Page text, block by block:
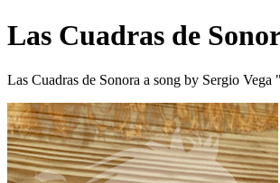
Las Cuadras de
Las Cuadras de Sonora a song by Sergio